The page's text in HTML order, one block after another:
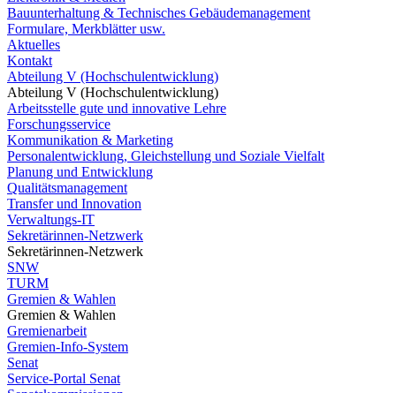
Bauunterhaltung & Technisches Gebäudemanagement
Formulare, Merkblätter usw.
Aktuelles
Kontakt
Abteilung V (Hochschulentwicklung)
Abteilung V (Hochschulentwicklung)
Arbeitsstelle gute und innovative Lehre
Forschungsservice
Kommunikation & Marketing
Personalentwicklung, Gleichstellung und Soziale Vielfalt
Planung und Entwicklung
Qualitätsmanagement
Transfer und Innovation
Verwaltungs-IT
Sekretärinnen-Netzwerk
Sekretärinnen-Netzwerk
SNW
TURM
Gremien & Wahlen
Gremien & Wahlen
Gremienarbeit
Gremien-Info-System
Senat
Service-Portal Senat